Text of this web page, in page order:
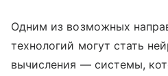
Одним из возможных
технологий могут стать
вычисления — системы,